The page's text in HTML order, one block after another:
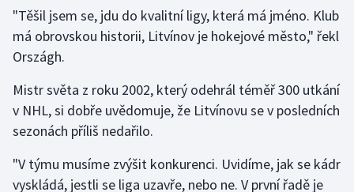
Judo
Krasobruslení
Lezení
Lyže a snowboard
Moderní pětiboj
"Těšil jsem se, jdu do kvalitní ligy, která má jméno. Klub
má obrovskou historii, Litvínov je hokejové město," řekl
Országh.
Mistr světa z roku 2002, který odehrál téměř 300 utkání
v NHL, si dobře uvědomuje, že Litvínovu se v posledních
sezonách příliš nedařilo.
"V týmu musíme zvýšit konkurenci. Uvidíme, jak se kádr
vyskládá, jestli se liga uzavře, nebo ne. V první řadě je